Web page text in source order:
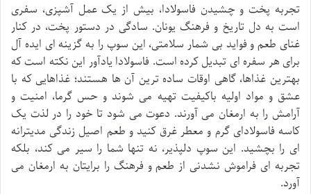
تجربه پخت و چشیدن فاسولادا، بیش از یک عمل آشپزی، سفری
است به دل تاریخ و فرهنگ یونان. سادگی در دستور پخت، در کنار
غنای طعم و فواید بی شمار سلامتی، این سوپ را به گزینه ای ایده آل
برای هر سفره ای تبدیل کرده است. فاسولادا یادآور این نکته است که
بهترین غذاها، گاهی اوقات ساده ترین آن ها هستند؛ غذاهایی که با
عشق و مواد اولیه باکیفیت تهیه می شوند و حس گرما، امنیت و
آرامش را به ارمغان می آورند. دعوت می شود تا خود را در لذت یک
کاسه فاسولادای گرم و معطر غرق کنید و طعم اصیل زندگی مدیترانه
ای را بچشید. این سوپ دلپذیر، نه تنها شما را سیر می کند، بلکه
تجربه ای فراموش نشدنی از طعم و فرهنگ را برایتان به ارمغان می
آورد.